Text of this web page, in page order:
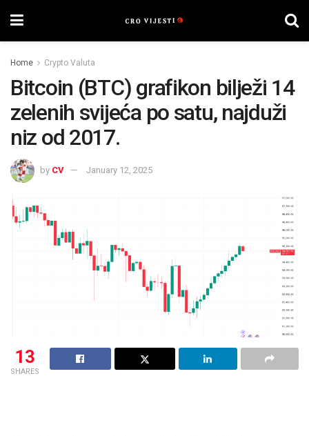
Home Crypto Valuta
Bitcoin (BTC) grafikon bilježi 14
zelenih svijeća po satu, najduži
niz od 2017.
by CV January 12, 2025
13
SHARES